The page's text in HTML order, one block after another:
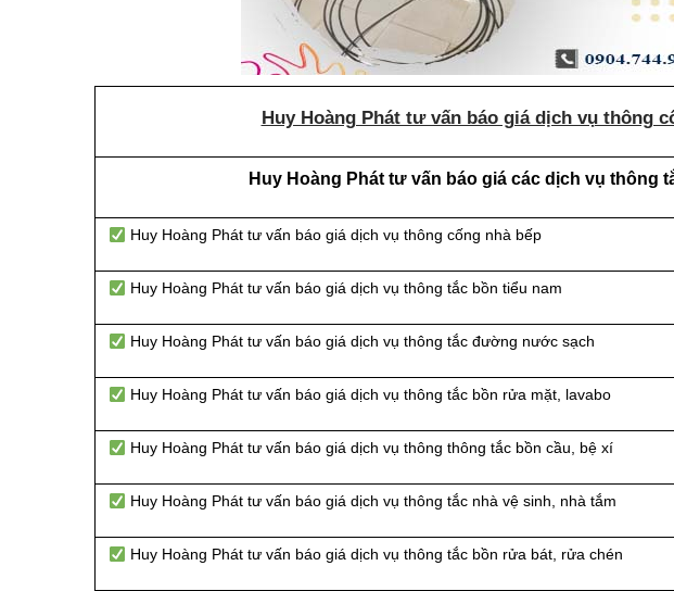
Huy Hoàng Phát tư vấn báo giá dịch vụ thông
Huy Hoàng Phát tư vấn báo giá các dịch vụ thông
Huy Hoàng Phát tư vấn báo giá dịch vụ thông cống nhà bếp
Huy Hoàng Phát tư vấn báo giá dịch vụ thông tắc bồn tiểu nam
Huy Hoàng Phát tư vấn báo giá dịch vụ thông tắc đường nước sạch
Huy Hoàng Phát tư vấn báo giá dịch vụ thông tắc bồn rửa mặt, lavabo
Huy Hoàng Phát tư vấn báo giá dịch vụ thông thông tắc bồn cầu, bệ xí
Huy Hoàng Phát tư vấn báo giá dịch vụ thông tắc nhà vệ sinh, nhà tắm
Huy Hoàng Phát tư vấn báo giá dịch vụ thông tắc bồn rửa bát, rửa chén